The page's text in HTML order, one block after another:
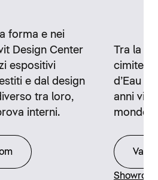
forma e nei
Design Center
espositivi
e dal design
tra loro,
interni.
Tra la
cimitero
d’Eau
anni
mondo.
Vai